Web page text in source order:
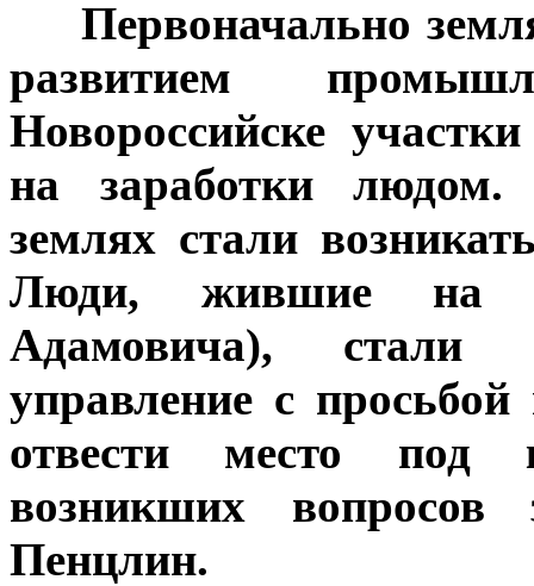
Первоначально
развитием
Новороссийске
на заработки
землях стали
Люди, жившие на
Адамовича), стали
управление с
отвести место под
возникших вопросов
Пенцлин.